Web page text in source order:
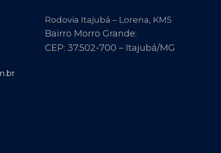
Rodovia Itajubá – Lorena, KM5
Bairro Morro Grande:
CEP: 37.502-700 – Itajubá/MG